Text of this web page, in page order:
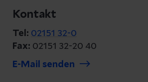
Kontakt
Tel: 02151 32-0
Fax: 02151 32-20 40
E-Mail senden